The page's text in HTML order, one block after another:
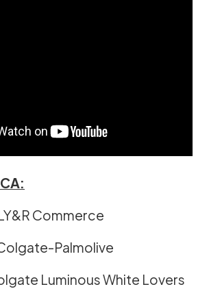
Commerce
Palmolive
Luminous White Lovers